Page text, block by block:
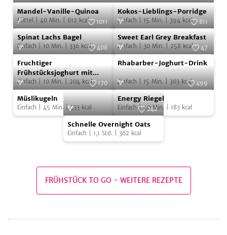
Mandel-
Vanille-
Quinoa
Foto:SevenCooks
Mandel-Vanille-Quinoa
Mittel 40 Min. 612 kcal
Kokos-
Lieblings-
Porridge
Foto:Coconut Business GmbH
Kokos-Lieblings-Porridge
Einfach 15 Min. 394 kcal
Spinat
Lachs
Bagel
Foto:SevenCooks
1011
Spinat Lachs Bagel
Einfach 10 Min. 336 kcal
Sweet
Earl
Grey
Breakfast
Foto:SevenCooks
811
Sweet Earl Grey Breakfast
Einfach 30 Min. 258 kcal
Fruchtiger
Frühstücksjoghurt
mit
Müsli-
Crunch
406
Fruchtiger
Frühstücksjoghurt mit
Müsli-Crunch
Einfach 10 Min. 204 kcal
Rhabarber-
Joghurt-
Drink
Foto: SevenCooks
47
Rhabarber-Joghurt-Drink
Einfach 15 Min. 363 kcal
Müslikugeln Foto:SevenCooks
170
Müslikugeln
Einfach 45 Min. |333 kcal
Energy
Riegel
499
Energy Riegel
Einfach |40 Min. 183 kcal
Schnelle
Overnight
Oats
Foto:
242
Schnelle Overnight Oats
Einfach 1,1 Std. 362 kcal
FRÜHSTÜCK TO GO - WEITERE REZEPTE